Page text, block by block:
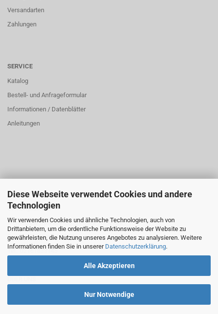
Diese Webseite verwendet Cookies und andere
Technologien
Wir verwenden Cookies und ähnliche Technologien, auch von
Drittanbietern, um die ordentliche Funktionsweise der Website zu
gewährleisten, die Nutzung unseres Angebotes zu analysieren. Weitere
Informationen finden Sie in unserer Datenschutzerklärung.
Alle Akzeptieren
Nur Notwendige
Versandarten
Zahlungen
SERVICE
Katalog
Bestell- und Anfrageformular
Informationen / Datenblätter
Anleitungen
ÜBER UNS
Öffnungszeiten:
Montag bis Donnerstag: 8:00 bis 16:00 Uhr
Freitag: 8:00 bis 14:00 Uhr
Tel.: 02161833145